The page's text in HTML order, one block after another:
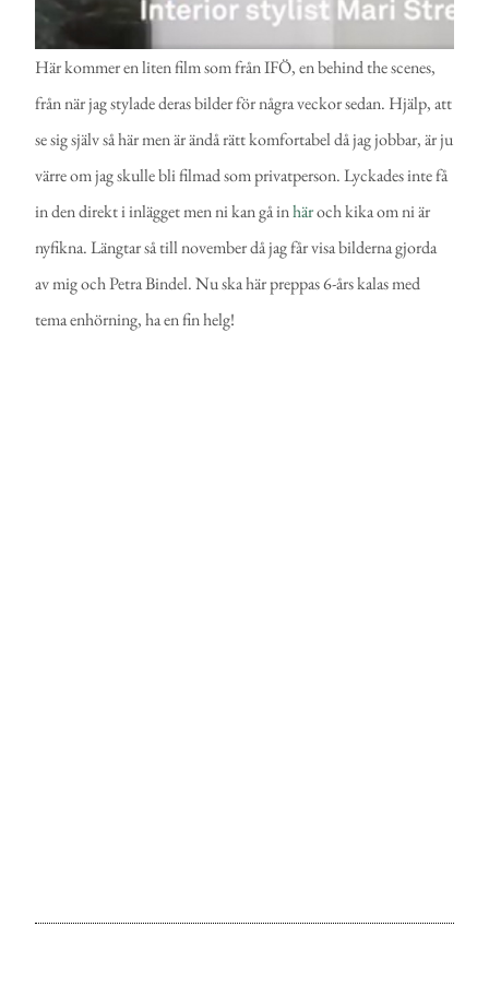
Här kommer en liten film som från IFÖ, en behind the scenes,
från när jag stylade deras bilder för några veckor sedan. Hjälp, att
se sig själv så här men är ändå rätt komfortabel då jag jobbar, är ju
värre om jag skulle bli filmad som privatperson. Lyckades inte få
in den direkt i inlägget men ni kan gå inhäroch kika om ni är
nyfikna. Längtar så till november då jag får visa bilderna gjorda
av mig och Petra Bindel. Nu ska här preppas 6-års kalas med
tema enhörning, ha en fin helg!